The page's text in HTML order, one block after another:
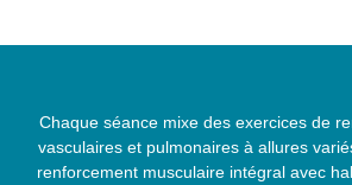
Chaque séance mixe des exercices de
vasculaires et pulmonaires à allures
renforcement musculaire intégral avec